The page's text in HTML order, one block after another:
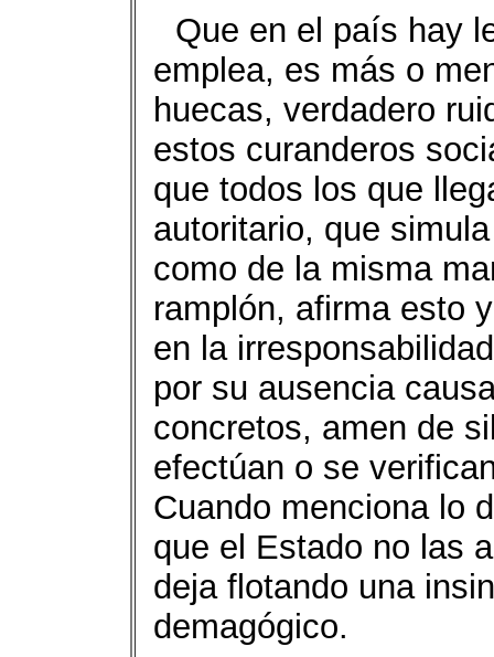
Que en el país hay
emplea, es más o
huecas, verdadero
estos curanderos
que todos los que
autoritario, que
como de la misma
ramplón, afirma esto
en la
por su ausencia
concretos, amen de
efectúan o se
Cuando menciona lo
que el Estado no las
deja flotando una
demagógico.